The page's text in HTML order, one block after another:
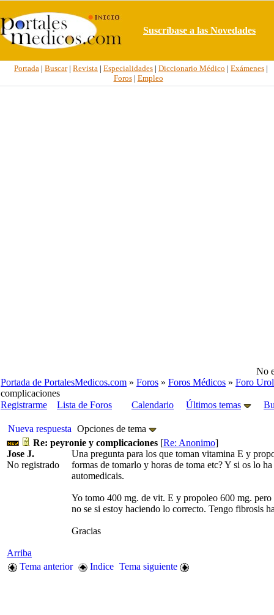
Suscríbase a las Novedades
Portada | Buscar| Revista | Especialidades | Diccionario Médico | Exámenes |
Foros| Empleo
No
Portada de PortalesMedicos.com » Foros » Foros Médicos » Foro
complicaciones
Registrarme
Lista de Foros Calendario Últimos temas
Nueva respuesta Opciones de tema
Re: peyronie y complicaciones [Re: Anonimo]
Jose J.
No registrado
Una pregunta para los que toman vitamina E y
formas de tomarlo y horas de toma etc? Y si os lo
automedicais.
Yo tomo 400 mg. de vit. E y propoleo 600 mg.
no se si estoy haciendo lo correcto. Tengo fibrosis
Gracias
Arriba
Tema anterior
Indice Tema siguiente